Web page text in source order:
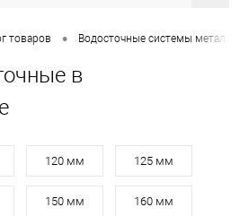
товаров • Водосточные системы
в
120 мм 125 мм
150 мм 160 мм